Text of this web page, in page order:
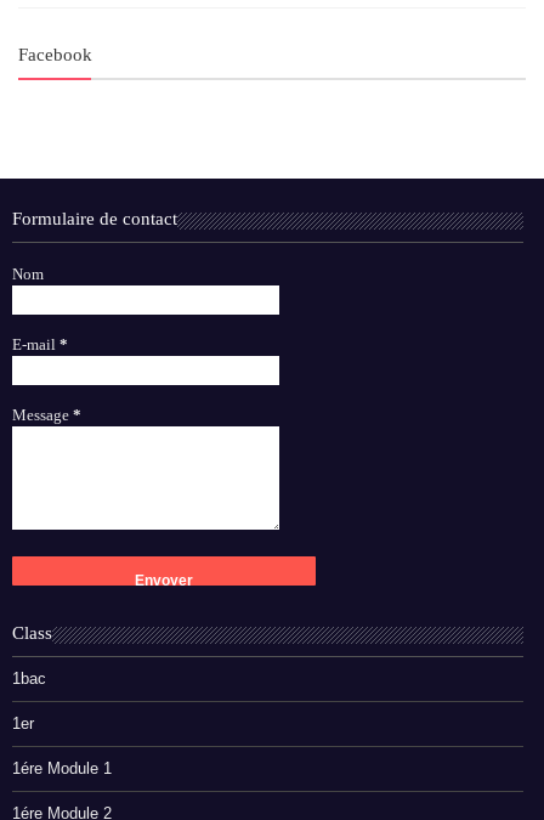
Facebook
Formulaire de contact
Nom
E-mail *
Message *
Class
1bac
1er
1ére Module 1
1ére Module 2